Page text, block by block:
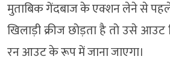
मुताबिक गेंदबाज के एक्शन लेने से पहले
खिलाड़ी क्रीज छोड़ता है तो उसे
रन आउट के रूप में जाना जाएगा।